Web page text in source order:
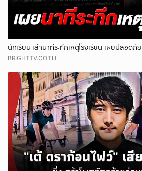
นักเรียน เล่านาทีระทึกเหตุโรงเรียน เผยปลอด
BRIGHTTV.CO.TH